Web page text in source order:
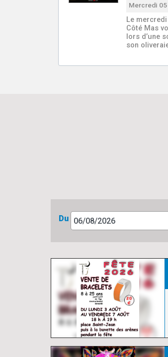
Mercredi 05
Le
Côté Mas
lors d’une
son
Du